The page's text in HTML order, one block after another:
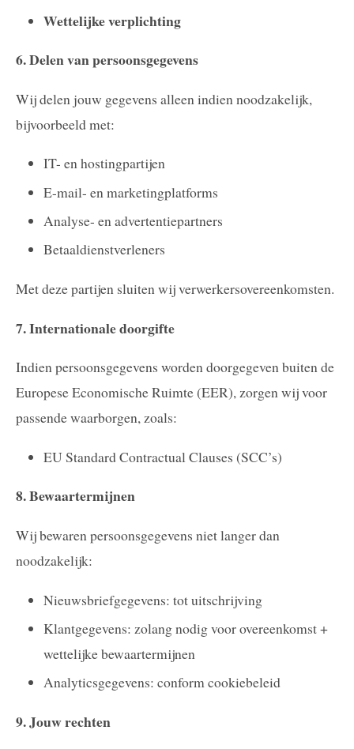
Wettelijke verplichting
6. Delen van persoonsgegevens
Wij delen jouw gegevens alleen indien noodzakelijk,
bijvoorbeeld met:
IT- en hostingpartijen
E-mail- en marketingplatforms
Analyse- en advertentiepartners
Betaaldienstverleners
Met deze partijen sluiten wij verwerkersovereenkomsten.
7. Internationale doorgifte
Indien persoonsgegevens worden doorgegeven buiten de
Europese Economische Ruimte (EER), zorgen wij voor
passende waarborgen, zoals:
EU Standard Contractual Clauses (SCC’s)
8. Bewaartermijnen
Wij bewaren persoonsgegevens niet langer dan
noodzakelijk:
Nieuwsbriefgegevens: tot uitschrijving
Klantgegevens: zolang nodig voor overeenkomst +
wettelijke bewaartermijnen
Analyticsgegevens: conform cookiebeleid
9. Jouw rechten